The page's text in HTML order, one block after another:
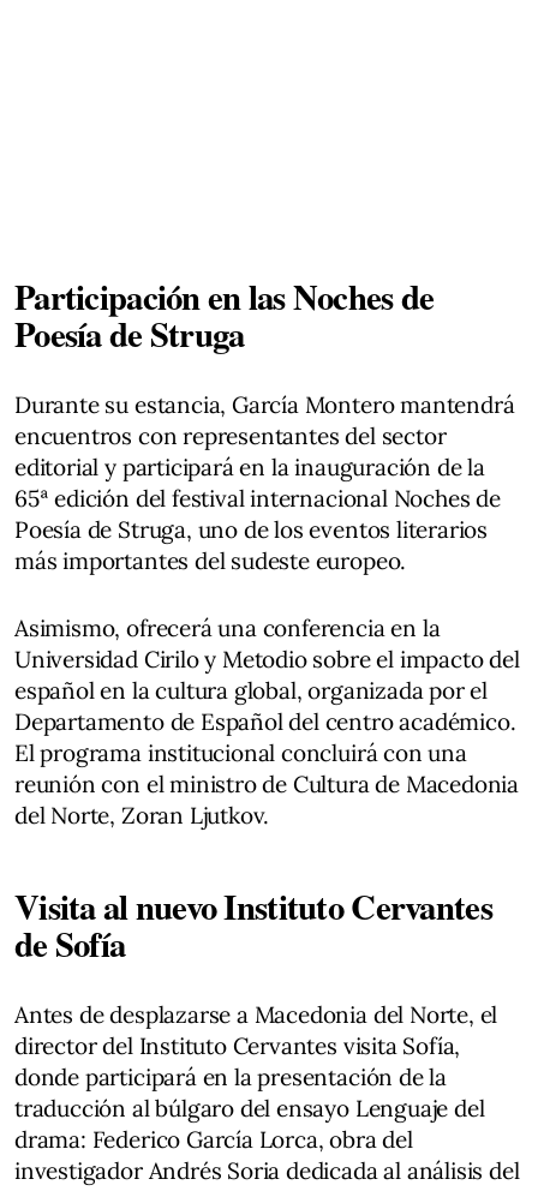
Participación en las Noches de
Poesía de Struga
Durante su estancia, García Montero mantendrá
encuentros con representantes del sector
editorial y participará en la inauguración de la
65ª edición del festival internacional Noches de
Poesía de Struga, uno de los eventos literarios
más importantes del sudeste europeo.
Asimismo, ofrecerá una conferencia en la
Universidad Cirilo y Metodio sobre el impacto del
español en la cultura global, organizada por el
Departamento de Español del centro académico.
El programa institucional concluirá con una
reunión con el ministro de Cultura de Macedonia
del Norte, Zoran Ljutkov.
Visita al nuevo Instituto Cervantes
de Sofía
Antes de desplazarse a Macedonia del Norte, el
director del Instituto Cervantes visita Sofía,
donde participará en la presentación de la
traducción al búlgaro del ensayo Lenguaje del
drama: Federico García Lorca, obra del
investigador Andrés Soria dedicada al análisis del